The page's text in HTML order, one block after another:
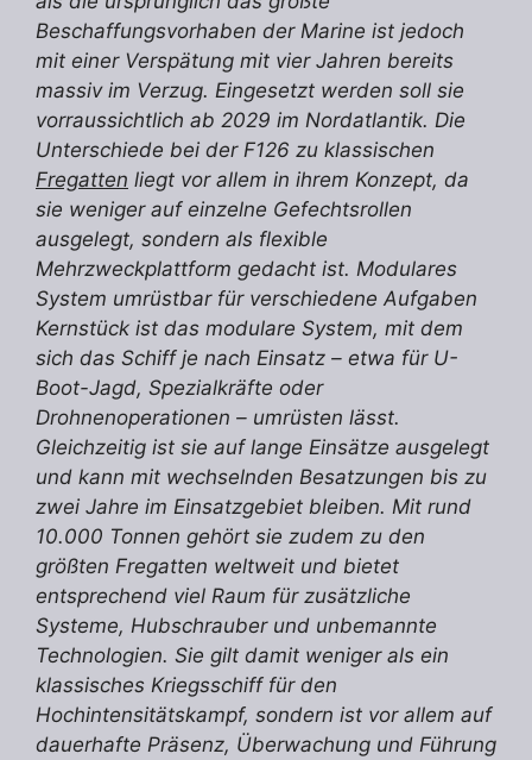
Beschaffungsvorhaben der Marine ist jedoch
mit einer Verspätung mit vier Jahren bereits
massiv im Verzug. Eingesetzt werden soll sie
vorraussichtlich ab 2029 im Nordatlantik. Die
Unterschiede bei der F126 zu klassischen
Fregatten liegt vor allem in ihrem Konzept, da
sie weniger auf einzelne Gefechtsrollen
ausgelegt, sondern als flexible
Mehrzweckplattform gedacht ist. Modulares
System umrüstbar für verschiedene Aufgaben
Kernstück ist das modulare System, mit dem
sich das Schiff je nach Einsatz – etwa für U-
Boot-Jagd, Spezialkräfte oder
Drohnenoperationen – umrüsten lässt.
Gleichzeitig ist sie auf lange Einsätze ausgelegt
und kann mit wechselnden Besatzungen bis zu
zwei Jahre im Einsatzgebiet bleiben. Mit rund
10.000 Tonnen gehört sie zudem zu den
größten Fregatten weltweit und bietet
entsprechend viel Raum für zusätzliche
Systeme, Hubschrauber und unbemannte
Technologien. Sie gilt damit weniger als ein
klassisches Kriegsschiff für den
Hochintensitätskampf, sondern ist vor allem auf
dauerhafte Präsenz, Überwachung und Führung